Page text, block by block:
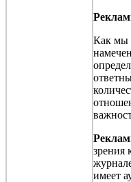
Как мы
зрения
имеет